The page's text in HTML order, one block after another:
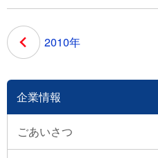
2010年
企業情報
ごあいさつ